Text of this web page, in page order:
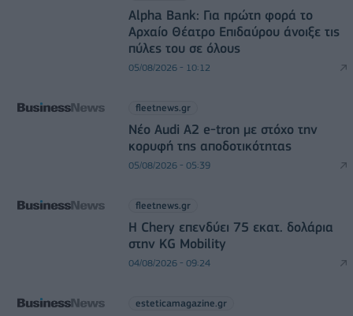
Alpha Bank: Για πρώτη φορά το
Αρχαίο Θέατρο Επιδαύρου άνοιξε τις
πύλες του σε όλους
05/08/2026 - 10:12
fleetnews.gr
Νέο Audi A2 e-tron με στόχο την
κορυφή της αποδοτικότητας
05/08/2026 - 05:39
fleetnews.gr
Η Chery επενδύει 75 εκατ. δολάρια
στην KG Mobility
04/08/2026 - 09:24
esteticamagazine.gr